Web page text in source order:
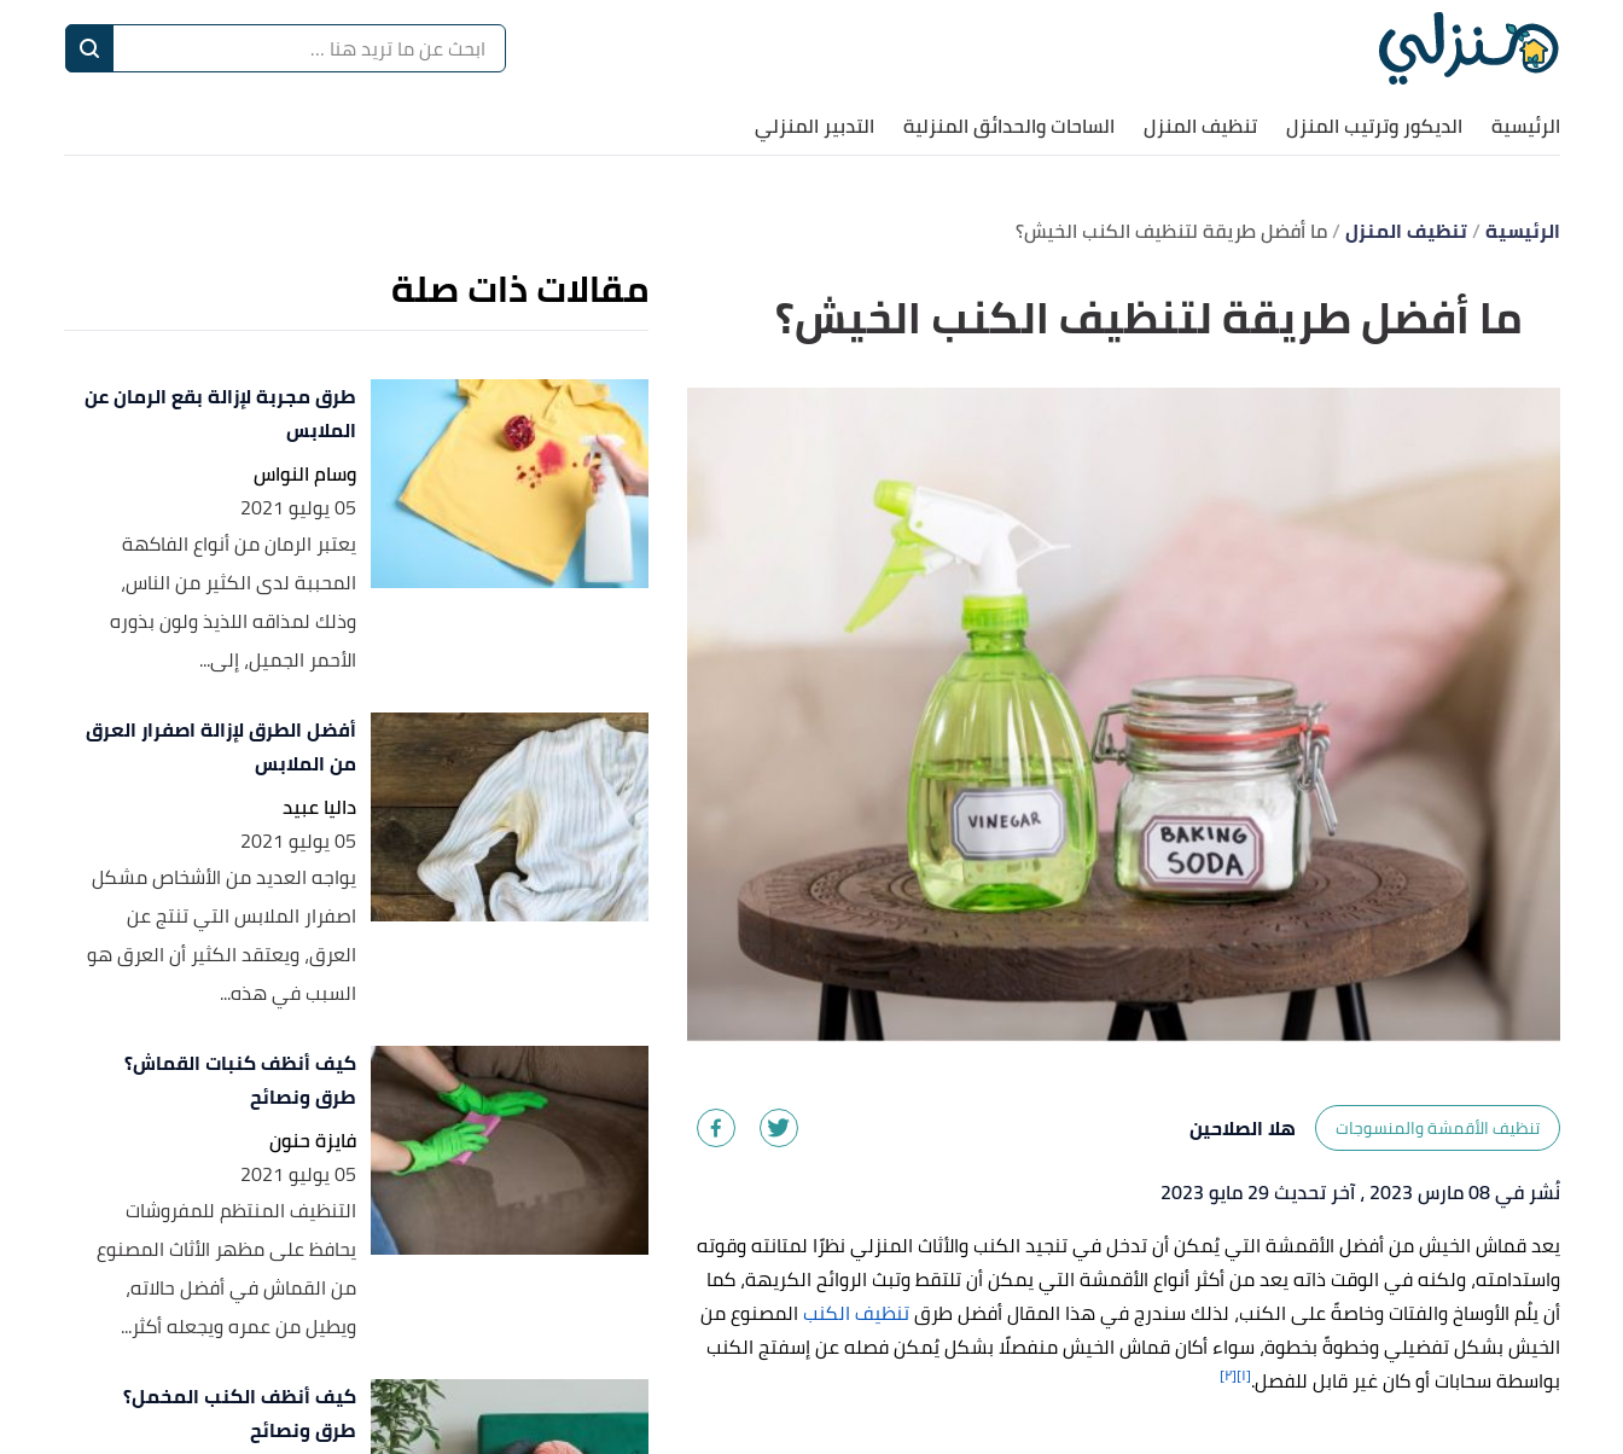
الرئيسية الديكور وترتيب المنزل تنظيف المنزل الساحات والحدائق المنزلية التدبير المنزلي
الرئيسية تنظيف المنزل ما أفضل طريقة لتنظيف الكنب الخيش؟
ما أفضل طريقة لتنظيف الكنب الخيش؟
تنظيف الأقمشة والمنسوجات
هلا الصلاحين
نُشر في 08 مارس 2023
، آخر تحديث 29 مايو 2023
يعد قماش الخيش من أفضل الأقمشة التي يُمكن أن تدخل في تنجيد الكنب والأثاث المنزلي نظرًا لمتانته وقوته
واستدامته، ولكنه في الوقت ذاته يعد من أكثر أنواع الأقمشة التي يمكن أن تلتقط وتبث الروائح الكريهة، كما
أن يلُم الأوساخ والفتات وخاصةً على الكنب، لذلك سندرج في هذا المقال أفضل طرقتنظيف الكنبالمصنوع من
الخيش بشكل تفضيلي وخطوةً بخطوة، سواء أكان قماش الخيش منفصلًا بشكل يُمكن فصله عن إسفتج الكنب
بواسطة سحابات أو كان غير قابل للفصل.[١] [٢]
مقالات ذات صلة
طرق مجربة لإزالة بقع الرمان عن
الملابس
وسام النواس
05 يوليو 2021
يعتبر الرمان من أنواع الفاكهة
المحببة لدى الكثير من الناس،
وذلك لمذاقه اللذيذ ولون بذوره
الأحمر الجميل، إلى...
أفضل الطرق لإزالة اصفرار العرق
من الملابس
داليا عبيد
05 يوليو 2021
يواجه العديد من الأشخاص مشكل
اصفرار الملابس التي تنتج عن
العرق، ويعتقد الكثير أن العرق هو
السبب في هذه...
كيف أنظف كنبات القماش؟
طرق ونصائح
فايزة حنون
05 يوليو 2021
التنظيف المنتظم للمفروشات
يحافظ على مظهر الأثاث المصنوع
من القماش في أفضل حالاته،
ويطيل من عمره ويجعله أكثر...
كيف أنظف الكنب المخمل؟
طرق ونصائح